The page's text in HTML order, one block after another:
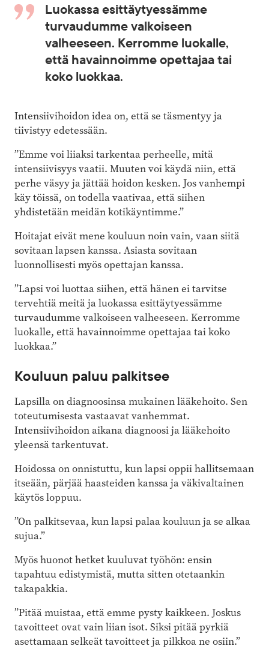
Luokassa esittäytyessämme
turvaudumme valkoiseen
valheeseen. Kerromme luokalle,
että havainnoimme opettajaa tai
koko luokkaa.
Intensiivihoidon idea on, että se täsmentyy ja
tiivistyy edetessään.
”Emme voi liiaksi tarkentaa perheelle, mitä
intensiivisyys vaatii. Muuten voi käydä niin, että
perhe väsyy ja jättää hoidon kesken. Jos vanhempi
käy töissä, on todella vaativaa, että siihen
yhdistetään meidän kotikäyntimme.”
Hoitajat eivät mene kouluun noin vain, vaan siitä
sovitaan lapsen kanssa. Asiasta sovitaan
luonnollisesti myös opettajan kanssa.
”Lapsi voi luottaa siihen, että hänen ei tarvitse
tervehtiä meitä ja luokassa esittäytyessämme
turvaudumme valkoiseen valheeseen. Kerromme
luokalle, että havainnoimme opettajaa tai koko
luokkaa.”
Kouluun paluu palkitsee
Lapsilla on diagnoosinsa mukainen lääkehoito. Sen
toteutumisesta vastaavat vanhemmat.
Intensiivihoidon aikana diagnoosi ja lääkehoito
yleensä tarkentuvat.
Hoidossa on onnistuttu, kun lapsi oppii hallitsemaan
itseään, pärjää haasteiden kanssa ja väkivaltainen
käytös loppuu.
”On palkitsevaa, kun lapsi palaa kouluun ja se alkaa
sujua.”
Myös huonot hetket kuuluvat työhön: ensin
tapahtuu edistymistä, mutta sitten otetaankin
takapakkia.
”Pitää muistaa, että emme pysty kaikkeen. Joskus
tavoitteet ovat vain liian isot. Siksi pitää pyrkiä
asettamaan selkeät tavoitteet ja pilkkoa ne osiin.”